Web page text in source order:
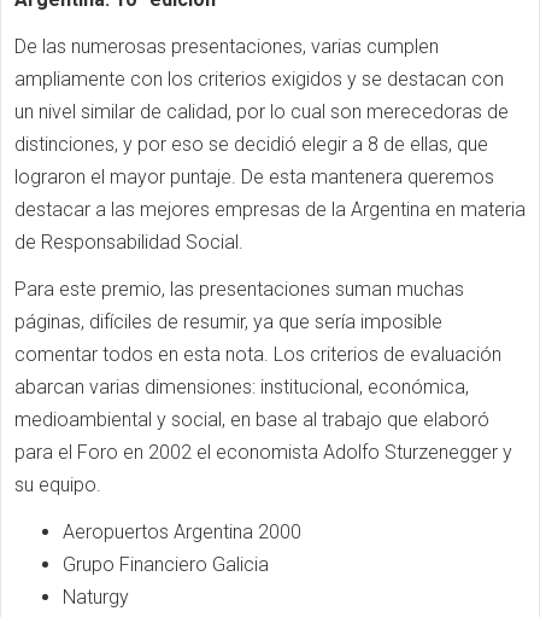
De las numerosas presentaciones, varias cumplen
ampliamente con los criterios exigidos y se destacan con
un nivel similar de calidad, por lo cual son merecedoras de
distinciones, y por eso se decidió elegir a 8 de ellas, que
lograron el mayor puntaje. De esta mantenera queremos
destacar a las mejores empresas de la Argentina en materia
de Responsabilidad Social.
Para este premio, las presentaciones suman muchas
páginas, difíciles de resumir, ya que sería imposible
comentar todos en esta nota. Los criterios de evaluación
abarcan varias dimensiones: institucional, económica,
medioambiental y social, en base al trabajo que elaboró
para el Foro en 2002 el economista Adolfo Sturzenegger y
su equipo.
Aeropuertos Argentina 2000
Grupo Financiero Galicia
Naturgy